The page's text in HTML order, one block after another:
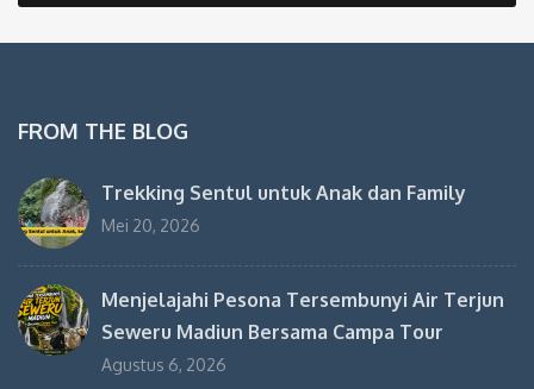
FROM THE BLOG
Trekking Sentul untuk Anak dan Family
Mei 20, 2026
Menjelajahi Pesona Tersembunyi Air Terjun
Seweru Madiun Bersama Campa Tour
Agustus 6, 2026